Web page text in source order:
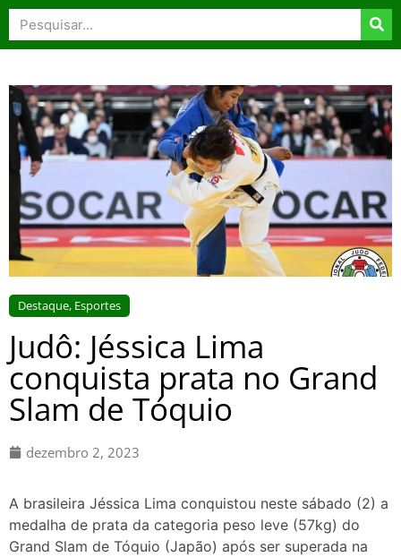
Destaque, Esportes
Judô: Jéssica Lima
conquista prata no Grand
Slam de Tóquio
dezembro 2, 2023
A brasileira Jéssica Lima conquistou neste sábado (2) a
medalha de prata da categoria peso leve (57kg) do
Grand Slam de Tóquio (Japão) após ser superada na